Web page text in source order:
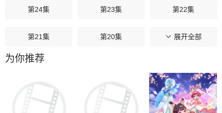
第24集 第23集 第22集
第21集 第20集 第19集
第18集
第13集
展开全部
为你推荐